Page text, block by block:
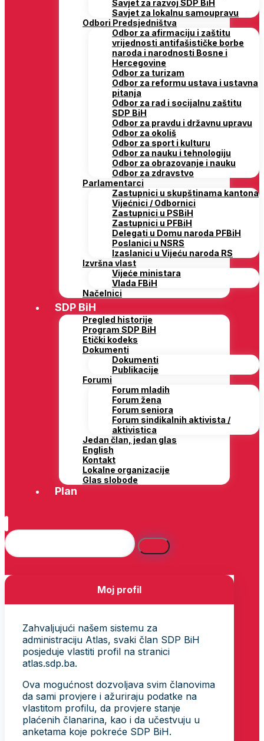
Savjet za razvoj SDP BiH
Savjet za lokalnu samoupravu
Odbori Predsjedništva
Odbor za afirmaciju i zaštitu
vrijednosti antifašističke borbe
naroda i narodnosti Bosne i
Hercegovine
Odbor za turizam
Odbor za reformu ustava i ustavna
pitanja
Odbor za rad i socijalnu zaštitu
SDP BiH
Odbor za pravdu i državnu upravu
Odbor za okoliš
Odbor za sport i kulturu
Odbor za nauku i tehnologiju
Odbor za obrazovanje i nauku
Odbor za zdravstvo
Parlamentarci
Zastupnici u skupštinama kantona
Vijećnici / Odbornici
Zastupnici u PSBiH
Zastupnici u PFBiH
Delegati u Domu naroda PFBiH
Poslanici u NSRS
Izaslanici u Vijeću naroda RS
Izvršna vlast
Vijeće ministara
Vlada FBiH
Načelnici
SDP BiH
Pregled historije
Program SDP BiH
Etički kodeks
Dokumenti
Dokumenti
Publikacije
Forumi
Forum mladih
Forum žena
Forum seniora
Forum sindikalnih aktivista /
aktivistica
Jedan član, jedan glas
English
Kontakt
Lokalne organizacije
Glas slobode
Plan
Moj profil
Zahvaljujući našem sistemu za
administraciju Atlas, svaki član SDP BiH
posjeduje vlastiti profil na stranici
atlas.sdp.ba.
Ova mogućnost dozvoljava svim članovima
da sami provjere i ažuriraju podatke na
vlastitom profilu, da provjere stanje
plaćenih članarina, kao i da učestvuju u
anketama koje pokreće SDP BiH.